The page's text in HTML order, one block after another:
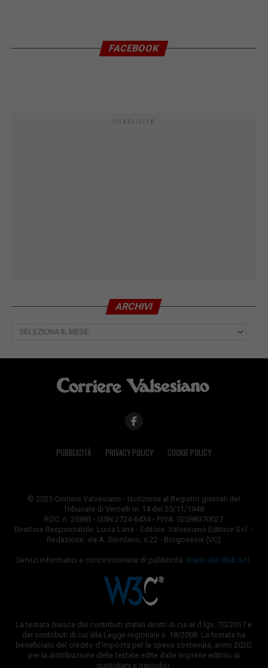
FACEBOOK
PUBBLICITÀ
ARCHIVI
Archivi
PUBBLICITÀ PRIVACY POLICY COOKIE POLICY
© 2025 Corriere Valsesiano - Iscrizione al Registro giornali del
Tribunale di Vercelli nr. 14 del 20/11/1948
ROC: n. 25883 - ISSN 2724-6434 - P.IVA: 02598370027
Direttore Responsabile: Luisa Lana - Editore: Valsesiano Editrice S.r.l. -
Redazione: via A. Giordano, n.22 - Borgosesia (VC)
Servizi informatici e concessionaria di pubblicità: Diario del Web S.r.l.
La testata fruisce dei contributi statali diretti di cui al d.lgs. 70/2017 e
dei contributi di cui alla Legge regionale n. 18/2008. La testata ha
beneficiato del credito d'imposta per le spese sostenute, anno 2020,
per la distribuzione delle testate edite dalle imprese editrici di
quotidiani e periodici.